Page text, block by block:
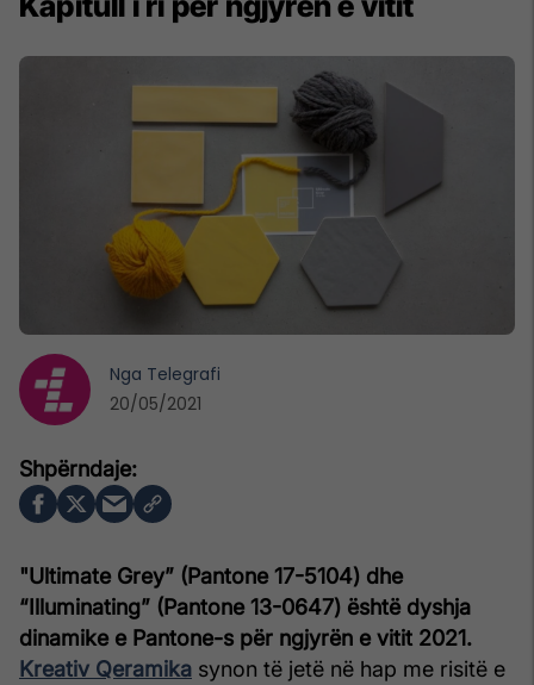
"Ultimate Grey” (Pantone 17-5104) dhe
“Illuminating” (Pantone 13-0647) është dyshja
dinamike e Pantone-s për ngjyrën e vitit 2021.
Kreativ Qeramika synon të jetë në hap me risitë e
Nga Telegrafi
20/05/2021